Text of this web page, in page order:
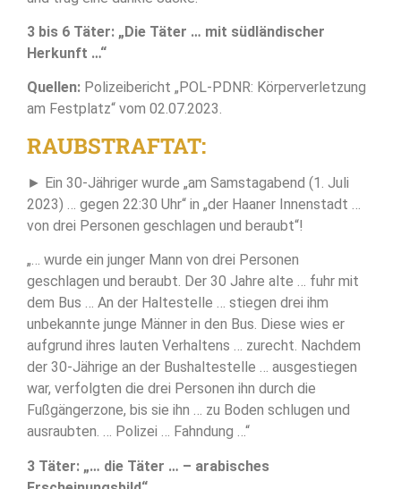
3 bis 6 Täter: „Die Täter … mit südländischer
Herkunft …“
Quellen: Polizeibericht „POL-PDNR: Körperverletzung
am Festplatz“ vom 02.07.2023.
RAUBSTRAFTAT:
► Ein 30-Jähriger wurde „am Samstagabend (1. Juli
2023) … gegen 22:30 Uhr“ in „der Haaner Innenstadt …
von drei Personen geschlagen und beraubt“!
„… wurde ein junger Mann von drei Personen
geschlagen und beraubt. Der 30 Jahre alte … fuhr mit
dem Bus … An der Haltestelle … stiegen drei ihm
unbekannte junge Männer in den Bus. Diese wies er
aufgrund ihres lauten Verhaltens … zurecht. Nachdem
der 30-Jährige an der Bushaltestelle … ausgestiegen
war, verfolgten die drei Personen ihn durch die
Fußgängerzone, bis sie ihn … zu Boden schlugen und
ausraubten. … Polizei … Fahndung …“
3 Täter: „… die Täter … – arabisches